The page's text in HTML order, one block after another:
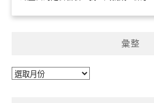
彙整
彙